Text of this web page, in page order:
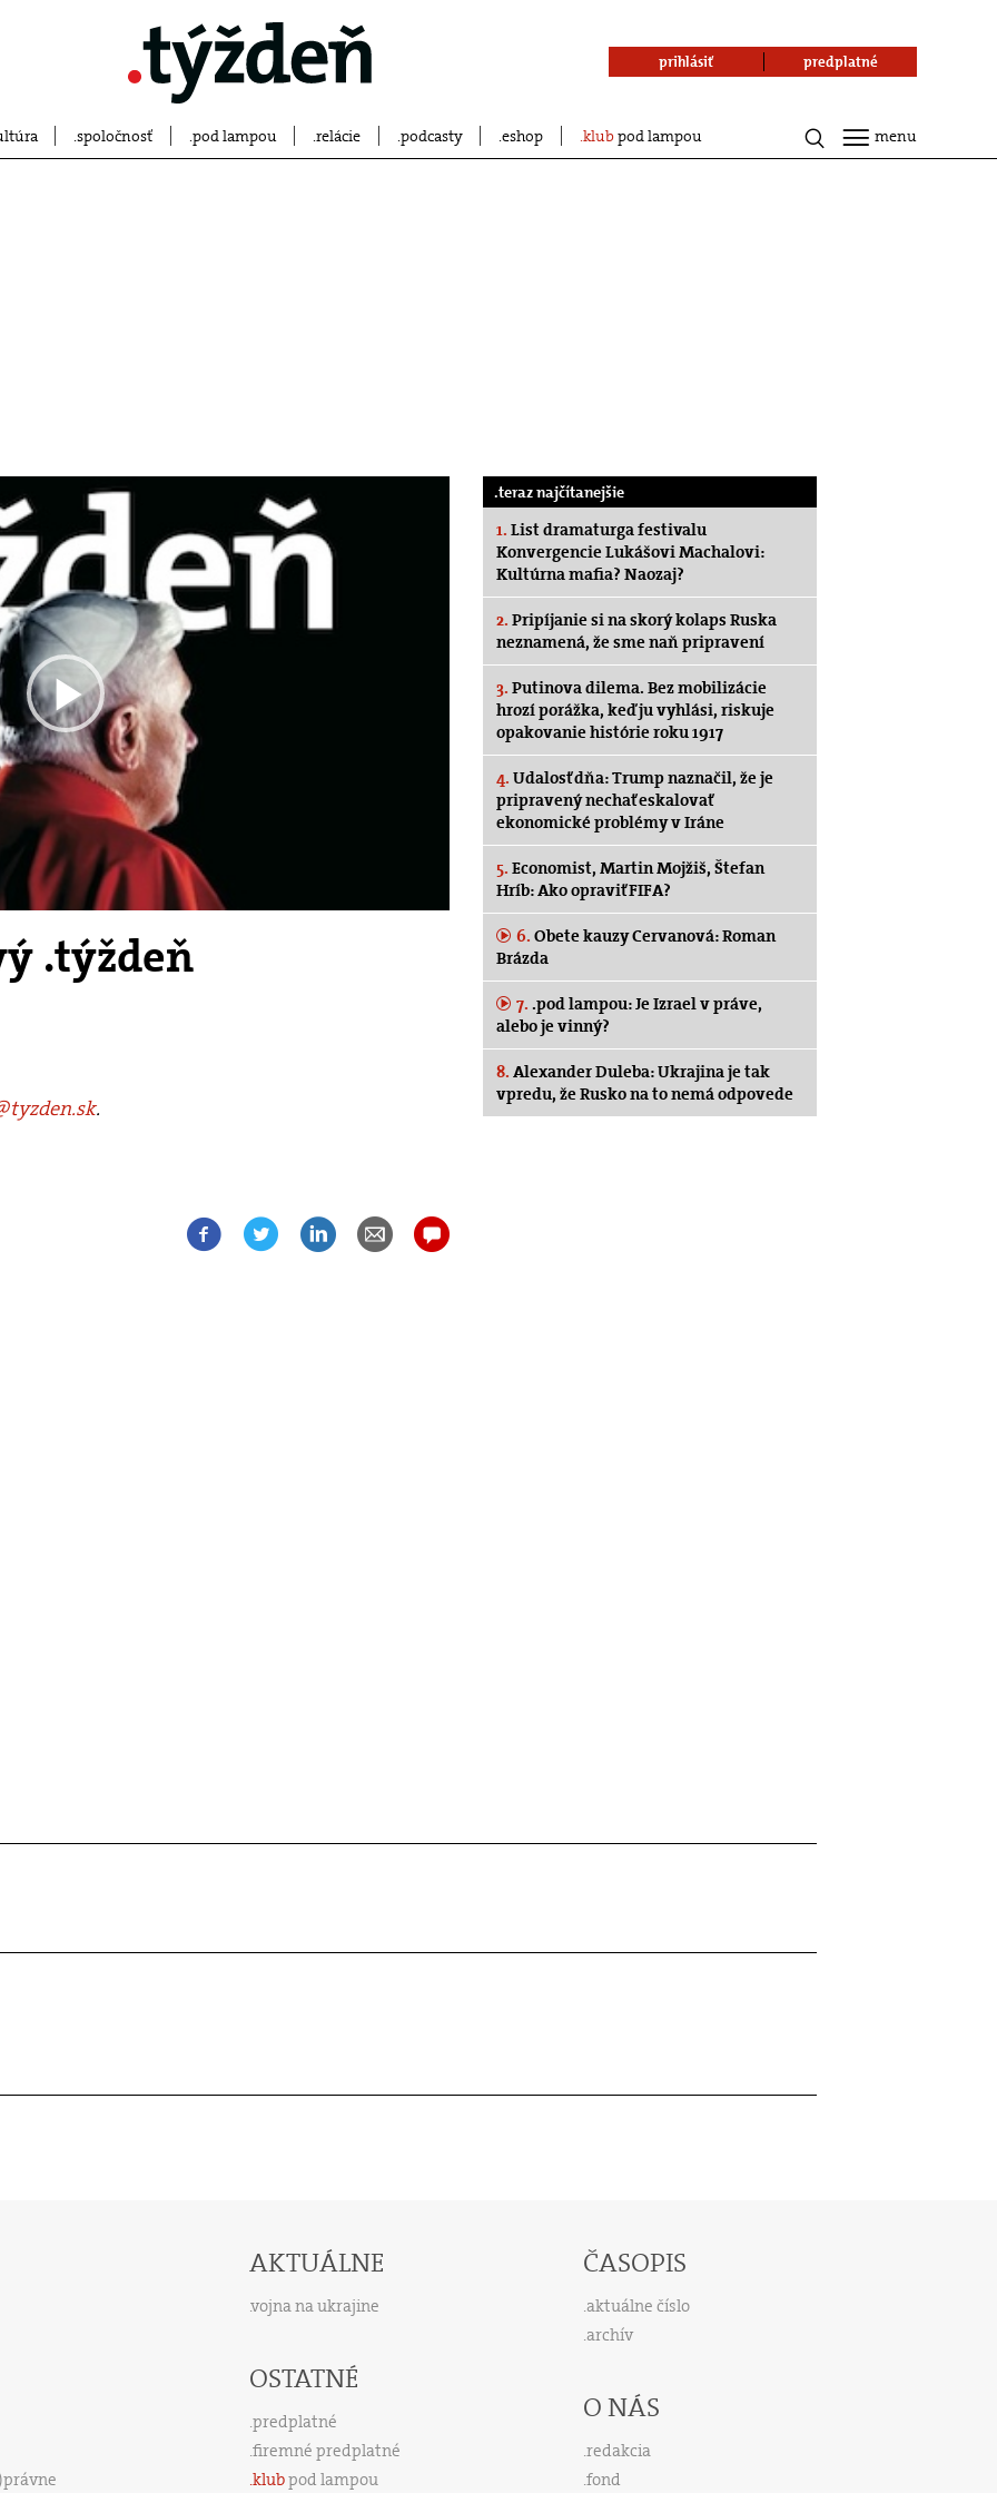
spoločnosť pod lampou relácie podcasty eshop klubpod lampou
prihlásiť predplatné
menu
Play
Video
.týždeň
.
.teraz najčítanejšie
1. List dramaturga festivalu
Konvergencie Lukášovi Machalovi:
Kultúrna mafia? Naozaj?
2. Pripíjanie si na skorý kolaps Ruska
neznamená, že sme naň pripravení
3. Putinova dilema. Bez mobilizácie
hrozí porážka, keď ju vyhlási, riskuje
opakovanie histórie roku 1917
4. Udalosť dňa: Trump naznačil, že je
pripravený nechať eskalovať
ekonomické problémy v Iráne
5. Economist, Martin Mojžiš, Štefan
Hríb: Ako opraviť FIFA?
6. Obete kauzy Cervanová: Roman
Brázda
7. .pod lampou: Je Izrael v práve,
alebo je vinný?
8. Alexander Duleba: Ukrajina je tak
vpredu, že Rusko na to nemá odpovede
AKTUÁLNE
vojna na ukrajine
OSTATNÉ
predplatné
firemné predplatné
klubpod lampou
ČASOPIS
aktuálne číslo
archív
O NÁS
redakcia
fond